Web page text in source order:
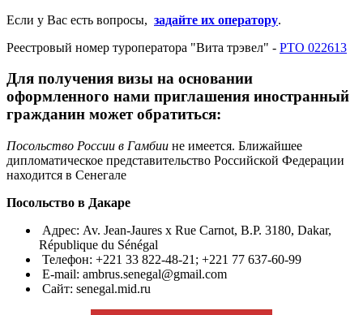
Если у Вас есть вопросы, задайте их оператору.
Реестровый номер туроператора "Вита трэвел" - РТО 022613
Для получения визы на основании
оформленного нами приглашения иностранный
гражданин может обратиться:
Посольство России в Гамбии не имеется. Ближайшее
дипломатическое представительство Российской Федерации
находится в Сенегале
Посольство в Дакаре
Адрес: Av. Jean-Jaures x Rue Carnot, B.P. 3180, Dakar,
République du Sénégal
Телефон: +221 33 822-48-21; +221 77 637‑60‑99
E-mail: ambrus.senegal@gmail.com
Сайт: senegal.mid.ru